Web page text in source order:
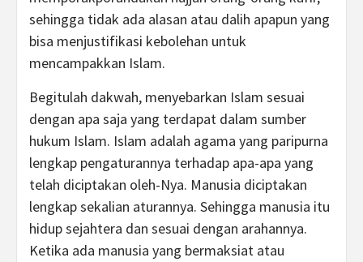
sehingga tidak ada alasan atau dalih apapun yang
bisa menjustifikasi kebolehan untuk
mencampakkan Islam.
Begitulah dakwah, menyebarkan Islam sesuai
dengan apa saja yang terdapat dalam sumber
hukum Islam. Islam adalah agama yang paripurna
lengkap pengaturannya terhadap apa-apa yang
telah diciptakan oleh-Nya. Manusia diciptakan
lengkap sekalian aturannya. Sehingga manusia itu
hidup sejahtera dan sesuai dengan arahannya.
Ketika ada manusia yang bermaksiat atau